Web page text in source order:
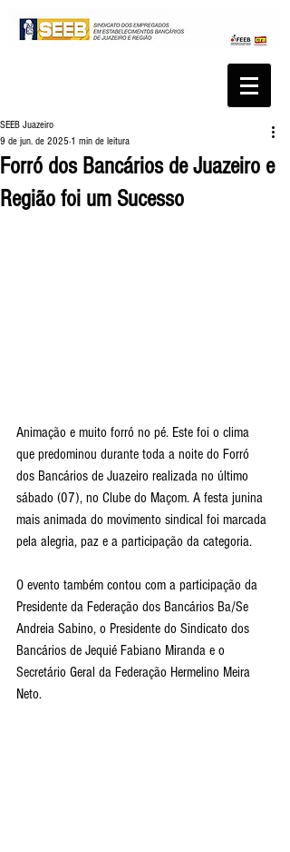
Forró dos Bancários de Juazeiro e
Região foi um Sucesso
SEEB Juazeiro
9 de jun. de 2025 1 min de leitura
Animação e muito forró no pé. Este foi o clima
que predominou durante toda a noite do Forró
dos Bancários de Juazeiro realizada no último
sábado (07), no Clube do Maçom. A festa junina
mais animada do movimento sindical foi marcada
pela alegria, paz e a participação da categoria.
O evento também contou com a participação da
Presidente da Federação dos Bancários Ba/Se
Andreia Sabino, o Presidente do Sindicato dos
Bancários de Jequié Fabiano Miranda e o
Secretário Geral da Federação Hermelino Meira
Neto.